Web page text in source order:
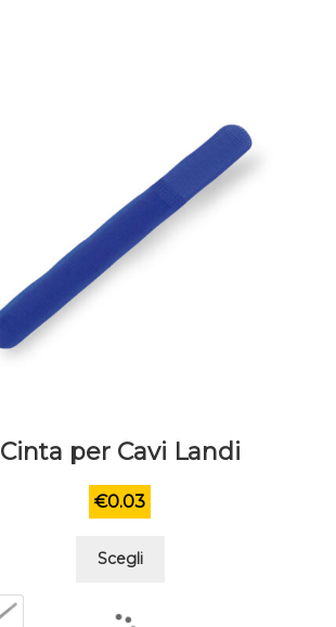
Cinta per Cavi Landi
€0.03
Scegli